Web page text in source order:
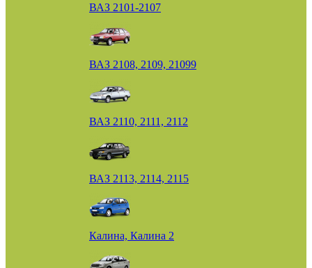
ВАЗ 2101-2107
ВАЗ 2108, 2109, 21099
ВАЗ 2110, 2111, 2112
ВАЗ 2113, 2114, 2115
Калина, Калина 2